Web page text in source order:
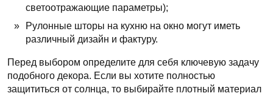
светоотражающие параметры);
Рулонные шторы на кухню на окно могут иметь
различный дизайн и фактуру.
Перед выбором определите для себя ключевую задачу
подобного декора. Если вы хотите полностью
защититься от солнца, то выбирайте плотный материал